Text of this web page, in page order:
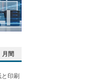
月間
印刷